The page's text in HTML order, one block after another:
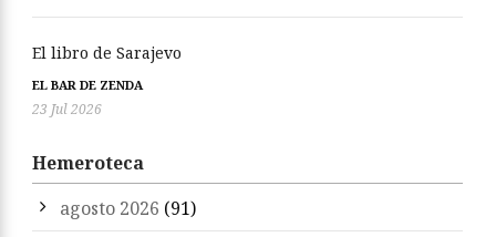
El libro de Sarajevo
EL BAR DE ZENDA
23 Jul 2026
Hemeroteca
agosto 2026 (91)